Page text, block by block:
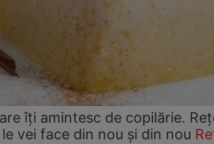
îți amintesc de copilărie.
vei face din nou și din nou